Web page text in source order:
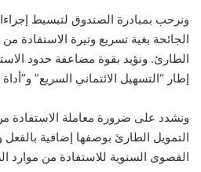
ونرحب بمبادرة الصندوق لتبسيط
الجائحة بغية تسريع وتيرة الاستفادة من
الطارئ. ونؤيد بقوة مضاعفة حدود
إطار “التسهيل الائتماني السريع”
ونشدد على ضرورة معاملة الاستفادة
التمويل الطارئ بوصفها إضافية بالفعل
القصوى السنوية للاستفادة من موارد